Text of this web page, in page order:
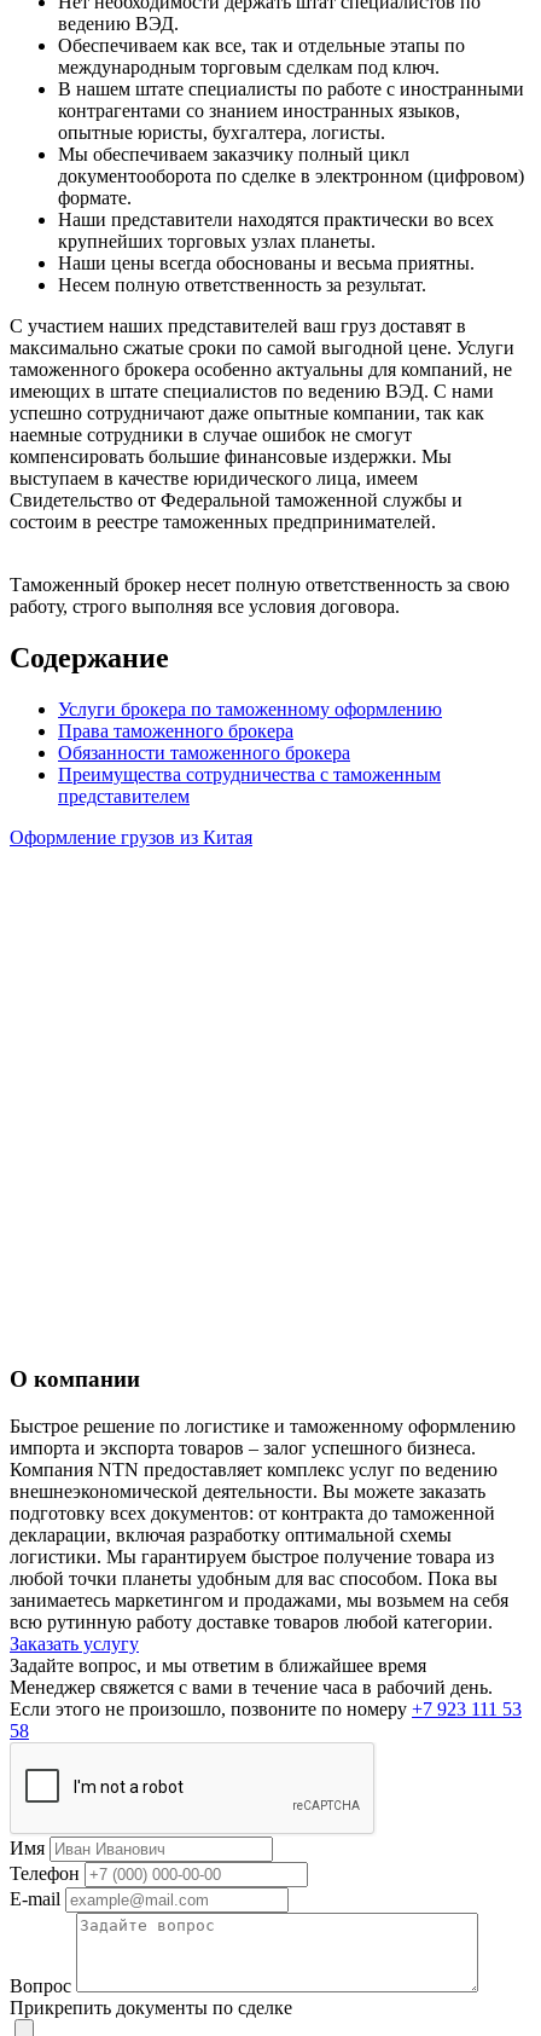
ведению ВЭД.
Обеспечиваем как все, так и отдельные этапы по
международным торговым сделкам под ключ.
В нашем штате специалисты по работе с иностранными
контрагентами со знанием иностранных языков,
опытные юристы, бухгалтера, логисты.
Мы обеспечиваем заказчику полный цикл
документооборота по сделке в электронном (цифровом)
формате.
Наши представители находятся практически во всех
крупнейших торговых узлах планеты.
Наши цены всегда обоснованы и весьма приятны.
Несем полную ответственность за результат.
С участием наших представителей ваш груз доставят в
максимально сжатые сроки по самой выгодной цене. Услуги
таможенного брокера особенно актуальны для компаний, не
имеющих в штате специалистов по ведению ВЭД. С нами
успешно сотрудничают даже опытные компании, так как
наемные сотрудники в случае ошибок не смогут
компенсировать большие финансовые издержки. Мы
выступаем в качестве юридического лица, имеем
Свидетельство от Федеральной таможенной службы и
состоим в реестре таможенных предпринимателей.
Таможенный брокер несет полную ответственность за свою
работу, строго выполняя все условия договора.
Содержание
Услуги брокера по таможенному оформлению
Права таможенного брокера
Обязанности таможенного брокера
Преимущества сотрудничества с таможенным
представителем
Оформление грузов из Китая
О компании
Быстрое решение по логистике и таможенному оформлению
импорта и экспорта товаров – залог успешного бизнеса.
Компания NTN предоставляет комплекс услуг по ведению
внешнеэкономической деятельности. Вы можете заказать
подготовку всех документов: от контракта до таможенной
декларации, включая разработку оптимальной схемы
логистики. Мы гарантируем быстрое получение товара из
любой точки планеты удобным для вас способом. Пока вы
занимаетесь маркетингом и продажами, мы возьмем на себя
всю рутинную работу доставке товаров любой категории.
Заказать услугу
Задайте вопрос, и мы ответим в ближайшее время
Менеджер свяжется с вами в течение часа в рабочий день.
Если этого не произошло, позвоните по номеру +7 923 111 53
58
Имя
Телефон
E-mail
Вопрос
Прикрепить документы по сделке